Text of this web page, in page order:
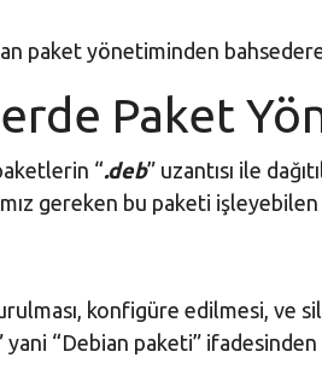
paket yönetiminden
Paket
“.deb” uzantısı ile
gereken bu paketi işleyebilen
konfigüre edilmesi, ve
yani “Debian paketi”